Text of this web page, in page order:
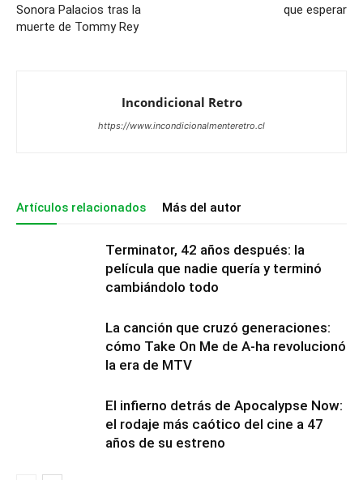
Sonora Palacios tras la
muerte de Tommy Rey
que esperar
Incondicional Retro
https://www.incondicionalmenteretro.cl
Artículos relacionados Más del autor
Terminator, 42 años después: la
película que nadie quería y terminó
cambiándolo todo
La canción que cruzó generaciones:
cómo Take On Me de A-ha revolucionó
la era de MTV
El infierno detrás de Apocalypse Now:
el rodaje más caótico del cine a 47
años de su estreno